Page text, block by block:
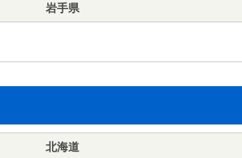
岩手県
北海道